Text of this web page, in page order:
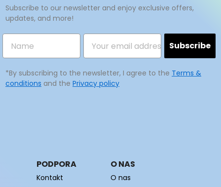
Subscribe to our newsletter and enjoy exclusive offers,
updates, and more!
Subscribe
*By subscribing to the newsletter, I agree to the Terms &
conditions and the Privacy policy
PODPORA
Kontakt
O NAS
O nas